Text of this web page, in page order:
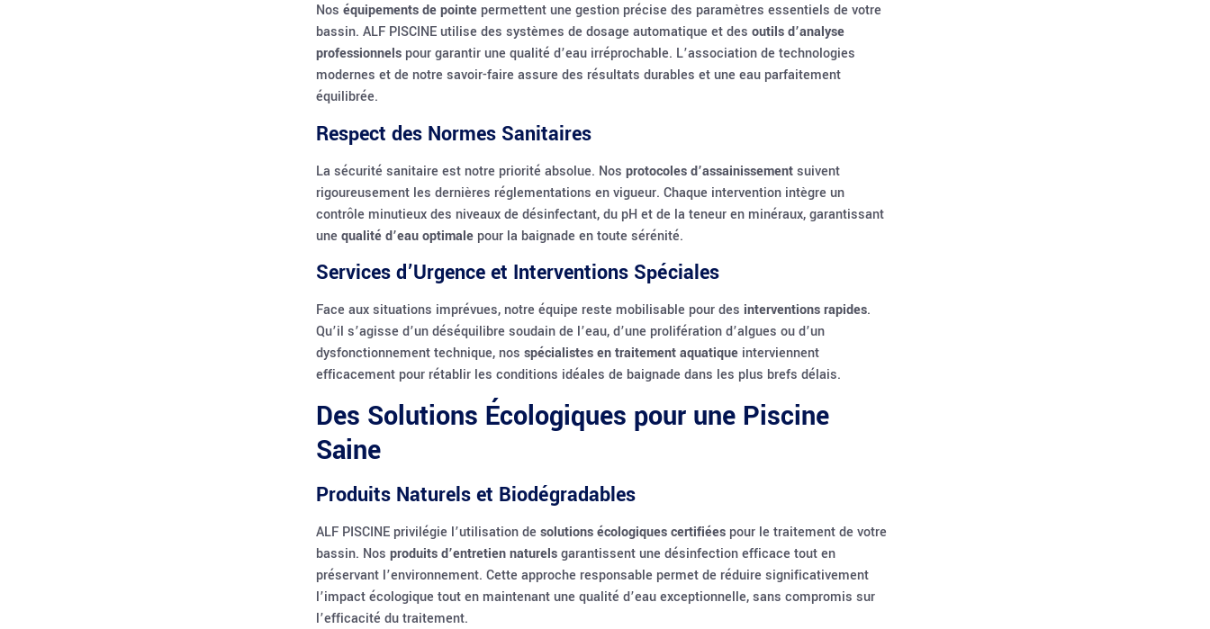
Nos équipements de pointe permettent une gestion précise des paramètres essentiels de votre
bassin. ALF PISCINE utilise des systèmes de dosage automatique et des outils d’analyse
professionnels pour garantir une qualité d’eau irréprochable. L’association de technologies
modernes et de notre savoir-faire assure des résultats durables et une eau parfaitement
équilibrée.
Respect des Normes Sanitaires
La sécurité sanitaire est notre priorité absolue. Nos protocoles d’assainissementsuivent
rigoureusement les dernières réglementations en vigueur. Chaque intervention intègre un
contrôle minutieux des niveaux de désinfectant, du pH et de la teneur en minéraux, garantissant
une qualité d’eau optimale pour la baignade en toute sérénité.
Services d’Urgence et Interventions Spéciales
Face aux situations imprévues, notre équipe reste mobilisable pour des interventions rapides.
Qu’il s’agisse d’un déséquilibre soudain de l’eau, d’une prolifération d’algues ou d’un
dysfonctionnement technique, nos spécialistes en traitement aquatique interviennent
efficacement pour rétablir les conditions idéales de baignade dans les plus brefs délais.
Des Solutions Écologiques pour une Piscine
Saine
Produits Naturels et Biodégradables
ALF PISCINE privilégie l’utilisation de solutions écologiques certifiées pour le traitement de votre
bassin. Nos produits d’entretien naturelsgarantissent une désinfection efficace tout en
préservant l’environnement. Cette approche responsable permet de réduire significativement
l’impact écologique tout en maintenant une qualité d’eau exceptionnelle, sans compromis sur
l’efficacité du traitement.